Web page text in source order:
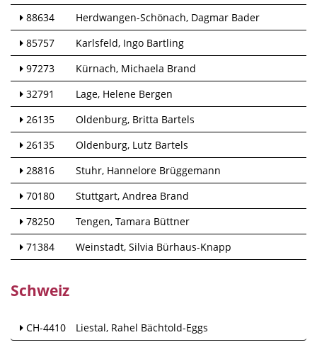
88634
Herdwangen-Schönach Dagmar Bader
85757
Karlsfeld Ingo Bartling
97273
Kürnach Michaela Brand
32791
Lage Helene Bergen
26135
Oldenburg Britta Bartels
26135
Oldenburg Lutz Bartels
28816
Stuhr Hannelore Brüggemann
70180
Stuttgart Andrea Brand
78250
Tengen Tamara Büttner
71384
Weinstadt Silvia Bürhaus-Knapp
Schweiz
CH-4410 Liestal Rahel Bächtold-Eggs